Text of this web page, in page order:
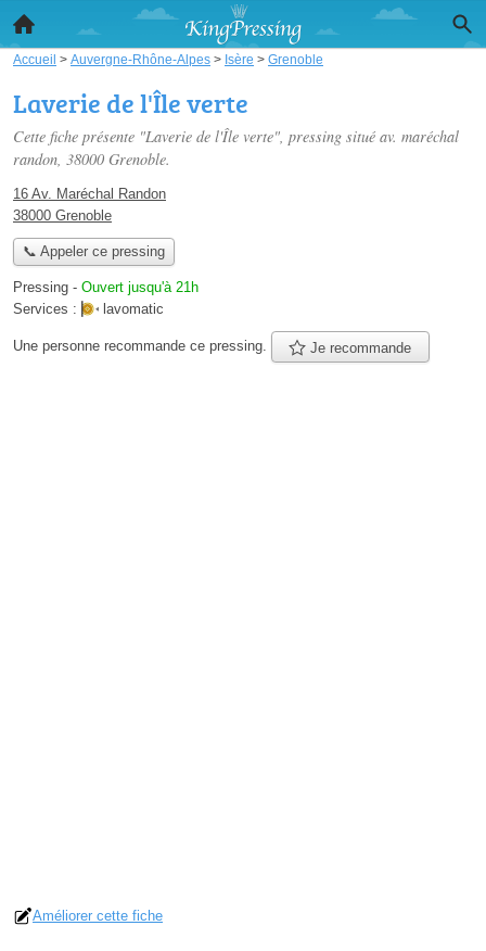
Accueil > Auvergne-Rhône-Alpes > Isère > Grenoble
Laverie de l'Île verte
Cette fiche présente "Laverie de l'Île verte", pressing situé av. maréchal
randon, 38000 Grenoble.
16 Av. Maréchal Randon
38000 Grenoble
📞 Appeler ce pressing
Pressing - Ouvert jusqu'à 21h
Services :
lavomatic
Une personne recommande ce pressing. Je recommande
Améliorer cette fiche